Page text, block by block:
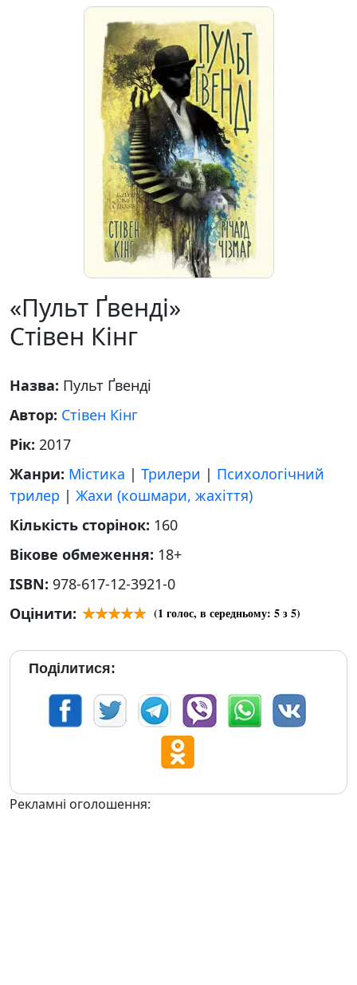
«Пульт Ґвенді»
Стівен Кінг
Назва: Пульт Ґвенді
Автор: Стівен Кінг
Рік: 2017
Жанри: Містика | Трилери | Психологічний
трилер | Жахи (кошмари, жахіття)
Кількість сторінок: 160
Вікове обмеження: 18+
ISBN: 978-617-12-3921-0
Оцінити:
(1 голос, в середньому: 5з 5)
Поділитися:
Рекламні оголошення: